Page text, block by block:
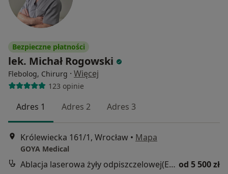
Bezpieczne płatności
lek. Michał Rogowski
Flebolog, Chirurg · Więcej
123 opinie
Adres 1 Adres 2 Adres 3
Królewiecka 161/1, Wrocław • Mapa
GOYA Medical
Ablacja laserowa żyły odpiszczelowej(EVLT) od 5 500 zł